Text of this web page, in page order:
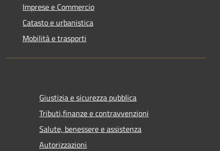
Imprese e Commercio
Catasto e urbanistica
Mobilità e trasporti
Giustizia e sicurezza pubblica
Tributi,finanze e contravvenzioni
Salute, benessere e assistenza
Autorizzazioni